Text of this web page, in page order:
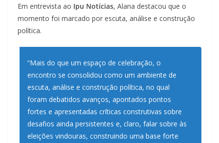
Em entrevista ao Ipu Notícias, Alana destacou que o
momento foi marcado por escuta, análise e construção
política.
“Mais do que um espaço de celebração, o
encontro se consolidou como um ambiente de
escuta, análise e construção política, no qual
foram debatidos avanços, apontados pontos
fortes e apresentadas críticas construtivas sobre
desafios ainda persistentes e, claro, falar sobre às
eleições vindouras, construindo uma base forte